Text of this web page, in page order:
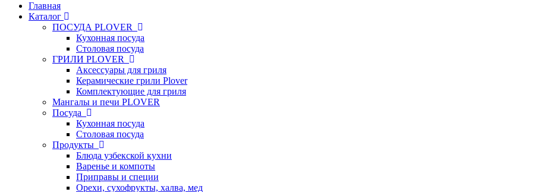
Главная
Каталог
ПОСУДА PLOVER
Кухонная посуда
Столовая посуда
ГРИЛИ PLOVER
Аксессуары для гриля
Керамические грили Plover
Комплектующие для гриля
Мангалы и печи PLOVER
Посуда
Кухонная посуда
Столовая посуда
Продукты
Блюда узбекской кухни
Варенье и компоты
Приправы и специи
Орехи, сухофрукты, халва, мед